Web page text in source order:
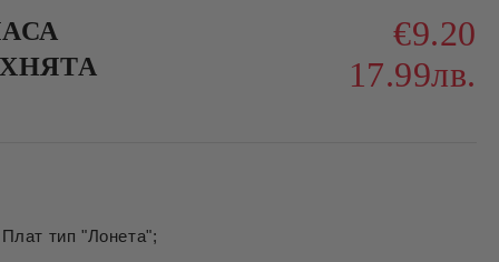
€9.20
17.99лв.
тип "Лонета";